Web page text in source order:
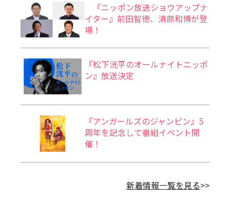
『ニッポン放送ショウアップナ
イター』前田智徳、清原和博が登
場！
『松下洸平のオールナイトニッポ
ン』放送決定
『アンガールズのジャンピン』5
周年を記念して番組イベント開
催！
新着情報一覧を見る>>